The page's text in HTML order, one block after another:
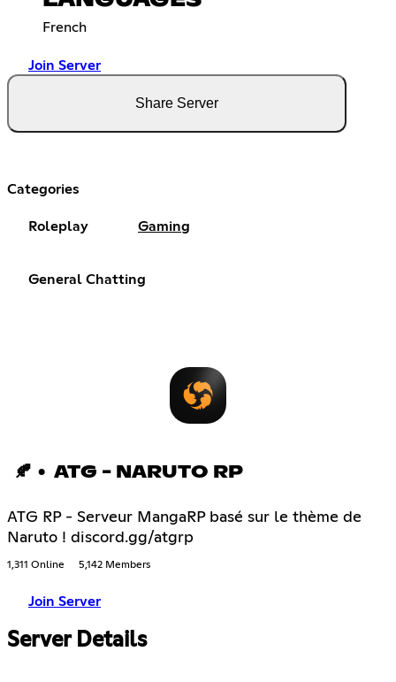
French
Join Server
Share Server
Categories
Roleplay Gaming
General Chatting
🍂 • ATG - NARUTO RP
ATG RP - Serveur MangaRP basé sur le thème de
Naruto ! discord.gg/atgrp
1,311 Online 5,142 Members
Join Server
Server Details